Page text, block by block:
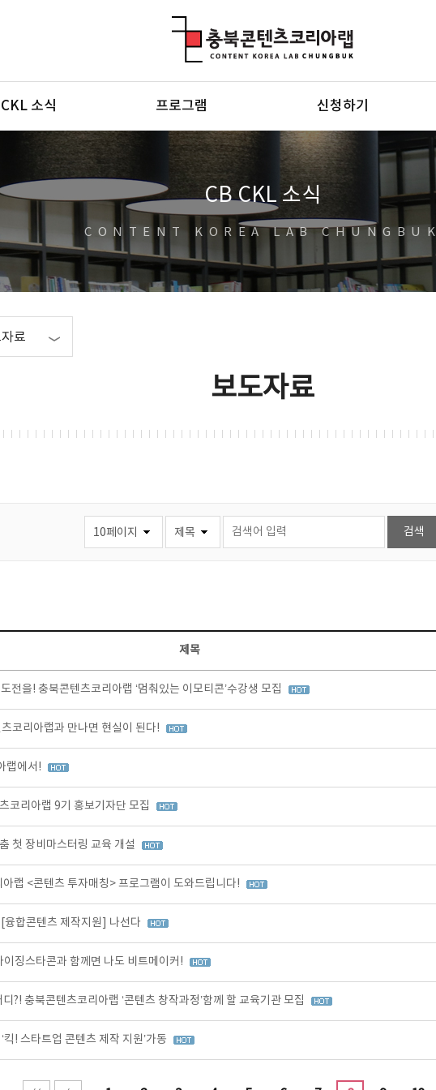
소식 프로그램 신청하기
CB CKL 소식
CONTENT KOREA LAB CHUNGBUK
료
보도자료
제목
전을! 충북콘텐츠코리아랩 ‘멈춰있는 이모티콘’수강생 모집
코리아랩과 만나면 현실이 된다!
랩에서!
코리아랩 9기 홍보기자단 모집
첫 장비마스터링 교육 개설
랩 <콘텐츠 투자매칭> 프로그램이 도와드립니다!
합콘텐츠 제작지원] 나선다
징스타콘과 함께면 나도 비트메이커!
?! 충북콘텐츠코리아랩 ‘콘텐츠 창작과정’함께 할 교육기관 모집
! 스타트업 콘텐츠 제작 지원’가동